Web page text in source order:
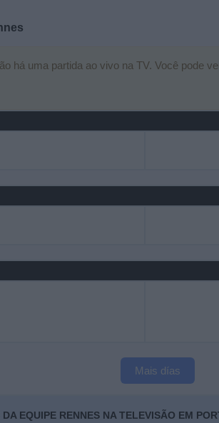
há uma partida ao vivo na TV. Você pode
Mais días
EQUIPE RENNES NA TELEVISÃO EM